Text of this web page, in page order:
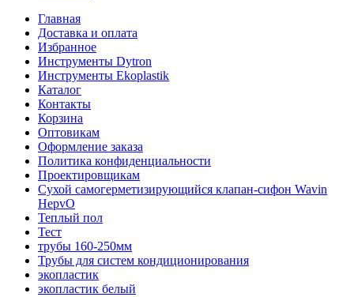
Главная
Доставка и оплата
Избранное
Инструменты Dytron
Инструменты Ekoplastik
Каталог
Контакты
Корзина
Оптовикам
Оформление заказа
Политика конфиденциальности
Проектировщикам
Сухой самогерметизирующийся клапан-сифон Wavin
HepvO
Теплый пол
Тест
трубы 160-250мм
Трубы для систем кондиционирования
экопластик
экопластик белый